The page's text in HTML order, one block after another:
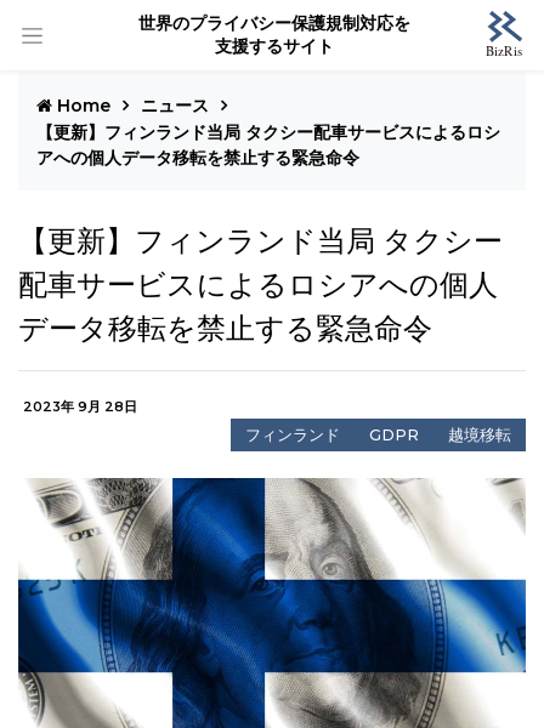
世界のプライバシー保護規制対応を
支援するサイト
Home
ニュース
【更新】フィンランド当局 タクシー配車サービスによるロシ
アへの個人データ移転を禁止する緊急命令
【更新】フィンランド当局 タクシー
配車サービスによるロシアへの個人
データ移転を禁止する緊急命令
2023年 9月 28日
フィンランド GDPR 越境移転